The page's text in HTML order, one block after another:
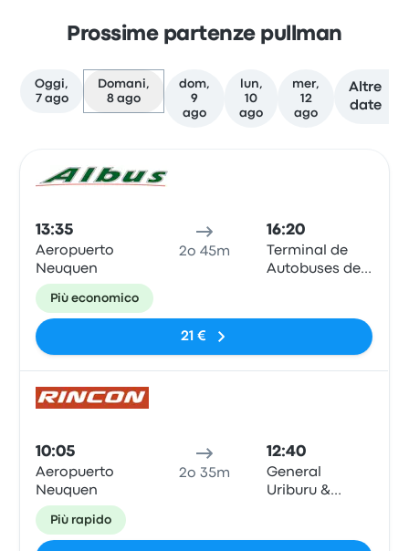
Prossime partenze pullman
Oggi,
7 ago
Domani,
8 ago
dom,
9
ago
lun,
10
ago
mer,
12
ago
Altre
date
13:35
Aeropuerto
Neuquen
2o 45m
16:20
Terminal de
Autobuses de
Più economico
21 €
10:05
Aeropuerto
Neuquen
2o 35m
12:40
General
Uriburu &
Più rapido